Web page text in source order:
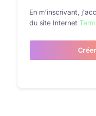
En m'inscrivant,
du site Internet